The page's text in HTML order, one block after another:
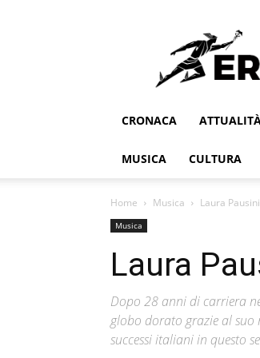
CRONACA
MUSICA CULTURA
Home Musica Laura
Musica
Laura
Dopo 28 anni di carriera
globo dorato grazie al suo
successi italiani in questo